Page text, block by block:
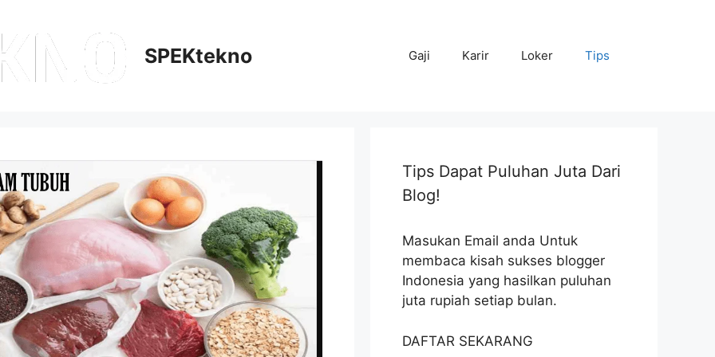
SPEKtekno Gaji Karir Loker Tips
Tips Dapat Puluhan Juta Dari
Blog!
Masukan Email anda Untuk
membaca kisah sukses blogger
Indonesia yang hasilkan puluhan
juta rupiah setiap bulan.
DAFTAR SEKARANG